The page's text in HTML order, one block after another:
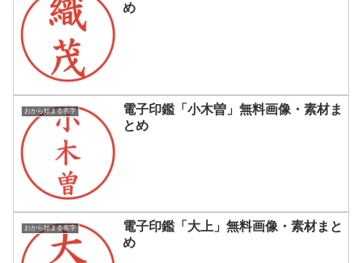
め
おから始まる名字
電子印鑑「小木曽」無料画像・素材ま
とめ
おから始まる名字
電子印鑑「大上」無料画像・素材まと
め